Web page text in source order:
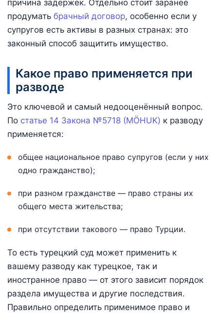
причина задержек. Отдельно стоит заранее
продумать брачный договор, особенно если у
супругов есть активы в разных странах: это
законный способ защитить имущество.
Какое право применяется при
разводе
Это ключевой и самый недооценённый вопрос.
По статье 14 Закона №5718 (MÖHUK) к разводу
применяется:
общее национальное право супругов (если у них
одно гражданство);
при разном гражданстве — право страны их
общего места жительства;
при отсутствии такового — право Турции.
То есть турецкий суд может применить к
вашему разводу как турецкое, так и
иностранное право — от этого зависит порядок
раздела имущества и другие последствия.
Правильно определить применимое право и